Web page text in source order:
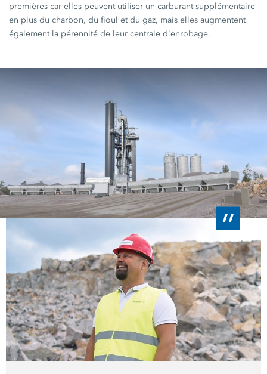
premières car elles peuvent utiliser un carburant supplémentaire
en plus du charbon, du fioul et du gaz, mais elles augmentent
également la pérennité de leur centrale d'enrobage.